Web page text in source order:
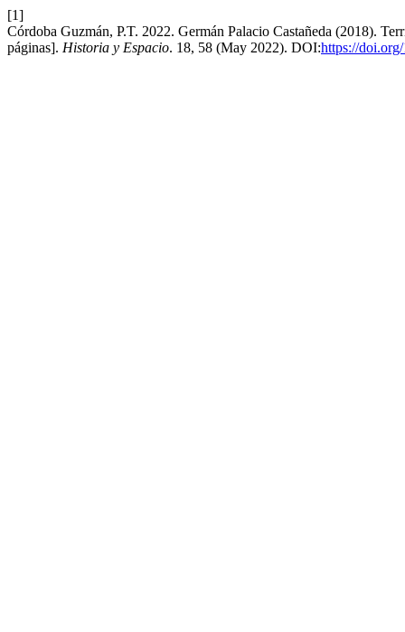
[1]
Córdoba Guzmán, P.T. 2022. Germán Palacio Castañeda (2018).
páginas]. Historia y Espacio. 18, 58 (May 2022). DOI:https://